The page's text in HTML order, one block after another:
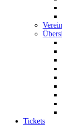
Tickets